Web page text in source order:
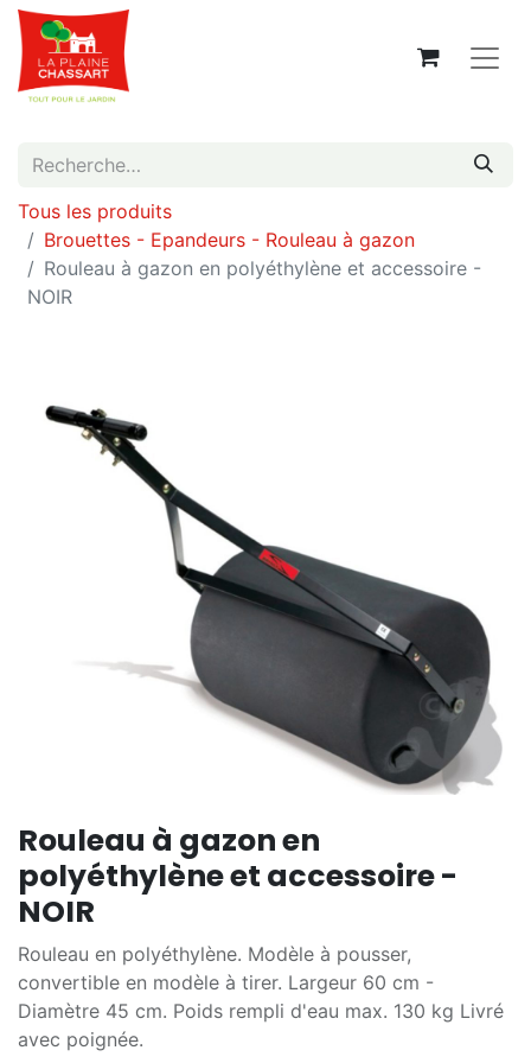
Tous les produits
Brouettes - Epandeurs - Rouleau à gazon
Rouleau à gazon en polyéthylène et accessoire -
NOIR
Rouleau à gazon en
polyéthylène et accessoire -
NOIR
Rouleau en polyéthylène. Modèle à pousser,
convertible en modèle à tirer. Largeur 60 cm -
Diamètre 45 cm. Poids rempli d'eau max. 130 kg Livré
avec poignée.